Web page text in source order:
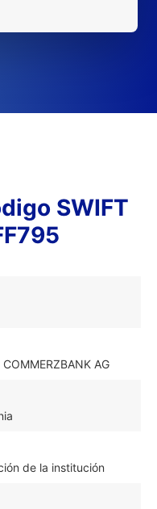
SWIFT
AG
de la institución